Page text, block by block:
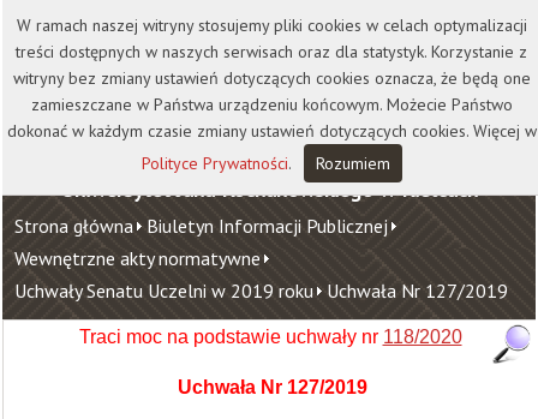
Kontakt Biblioteka
Wydawnictwo
Wirtualna Uczelnia
Uniwersytet Jana Kochanowskiego w Kielcach
Strona główna Biuletyn Informacji Publicznej
Wewnętrzne akty normatywne
Uchwały Senatu Uczelni w 2019 roku Uchwała Nr 127/2019
Traci moc na podstawie uchwały nr 118/2020
Uchwała Nr 127/2019
W ramach naszej witryny stosujemy pliki cookies w celach optymalizacji
treści dostępnych w naszych serwisach oraz dla statystyk. Korzystanie z
witryny bez zmiany ustawień dotyczących cookies oznacza, że będą one
zamieszczane w Państwa urządzeniu końcowym. Możecie Państwo
dokonać w każdym czasie zmiany ustawień dotyczących cookies. Więcej w
Polityce Prywatności. Rozumiem